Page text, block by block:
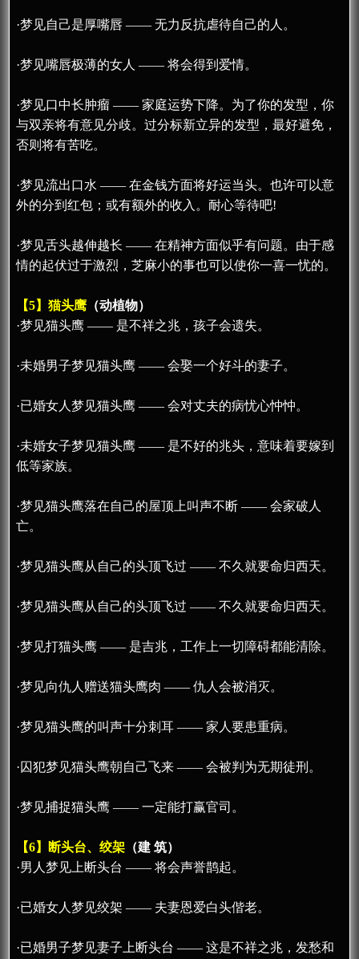
·梦见自己是厚嘴唇 —— 无力反抗虐待自己的人。
·梦见嘴唇极薄的女人 —— 将会得到爱情。
·梦见口中长肿瘤 —— 家庭运势下降。为了你的发型，你
与双亲将有意见分歧。过分标新立异的发型，最好避免，
否则将有苦吃。
·梦见流出口水 —— 在金钱方面将好运当头。也许可以意
外的分到红包；或有额外的收入。耐心等待吧!
·梦见舌头越伸越长 —— 在精神方面似乎有问题。由于感
情的起伏过于激烈，芝麻小的事也可以使你一喜一忧的。
【5】猫头鹰 （动植物）
·梦见猫头鹰 —— 是不祥之兆，孩子会遗失。
·未婚男子梦见猫头鹰 —— 会娶一个好斗的妻子。
·已婚女人梦见猫头鹰 —— 会对丈夫的病忧心忡忡。
·未婚女子梦见猫头鹰 —— 是不好的兆头，意味着要嫁到
低等家族。
·梦见猫头鹰落在自己的屋顶上叫声不断 —— 会家破人
亡。
·梦见猫头鹰从自己的头顶飞过 —— 不久就要命归西天。
·梦见猫头鹰从自己的头顶飞过 —— 不久就要命归西天。
·梦见打猫头鹰 —— 是吉兆，工作上一切障碍都能清除。
·梦见向仇人赠送猫头鹰肉 —— 仇人会被消灭。
·梦见猫头鹰的叫声十分刺耳 —— 家人要患重病。
·囚犯梦见猫头鹰朝自己飞来 —— 会被判为无期徒刑。
·梦见捕捉猫头鹰 —— 一定能打赢官司。
【6】断头台、绞架 （建 筑）
·男人梦见上断头台 —— 将会声誉鹊起。
·已婚女人梦见绞架 —— 夫妻恩爱白头偕老。
·已婚男子梦见妻子上断头台 —— 这是不祥之兆，发愁和